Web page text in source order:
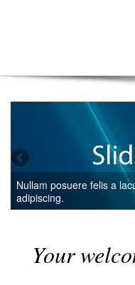
Nullam posuere felis a
adipiscing.
Your